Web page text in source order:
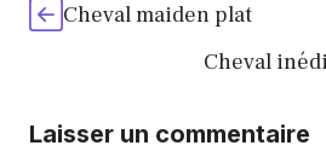
Cheval maiden plat
Cheval
Laisser un commentaire